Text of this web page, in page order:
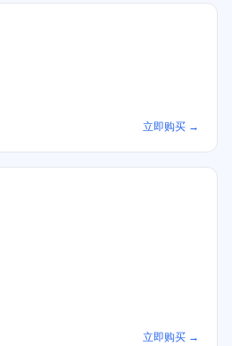
立即购买 →
立即购买 →